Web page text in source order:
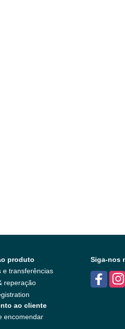
produto
e transferências
reperação
ao cliente
encomendar
Siga-nos